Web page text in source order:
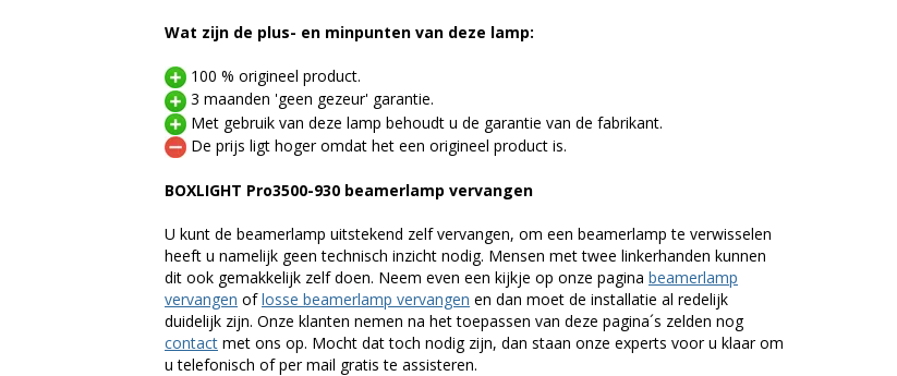
Wat zijn de plus- en minpunten van deze lamp:
100 % origineel product.
3 maanden 'geen gezeur' garantie.
Met gebruik van deze lamp behoudt u de garantie van de fabrikant.
De prijs ligt hoger omdat het een origineel product is.
BOXLIGHT Pro3500-930 beamerlamp vervangen
U kunt de beamerlamp uitstekend zelf vervangen, om een beamerlamp te verwisselen
heeft u namelijk geen technisch inzicht nodig. Mensen met twee linkerhanden kunnen
dit ook gemakkelijk zelf doen. Neem even een kijkje op onze pagina beamerlamp
vervangen oflosse beamerlamp vervangen en dan moet de installatie al redelijk
duidelijk zijn. Onze klanten nemen na het toepassen van deze pagina´s zelden nog
contact met ons op. Mocht dat toch nodig zijn, dan staan onze experts voor u klaar om
u telefonisch of per mail gratis te assisteren.